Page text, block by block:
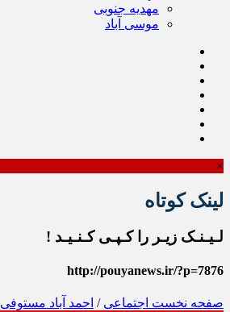
مهدیه جنوبی
موسی آباد
×
لینک کوتاه
لـیـنـک زیـر را کـپـی کـنـیـد !
http://pouyanews.ir/?p=7876
صفحه نخست اجتماعی / احمد آباد مستوفی